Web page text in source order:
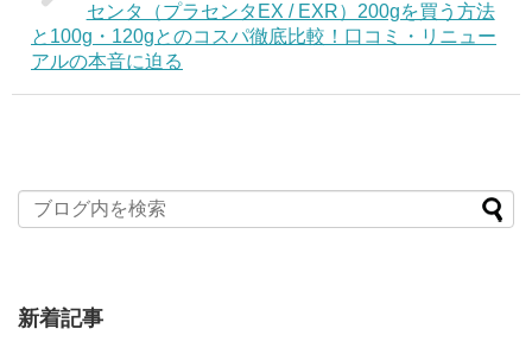
センタ（プラセンタEX / EXR）200gを買う方法
と100g・120gとのコスパ徹底比較！口コミ・リニュー
アルの本音に迫る
新着記事